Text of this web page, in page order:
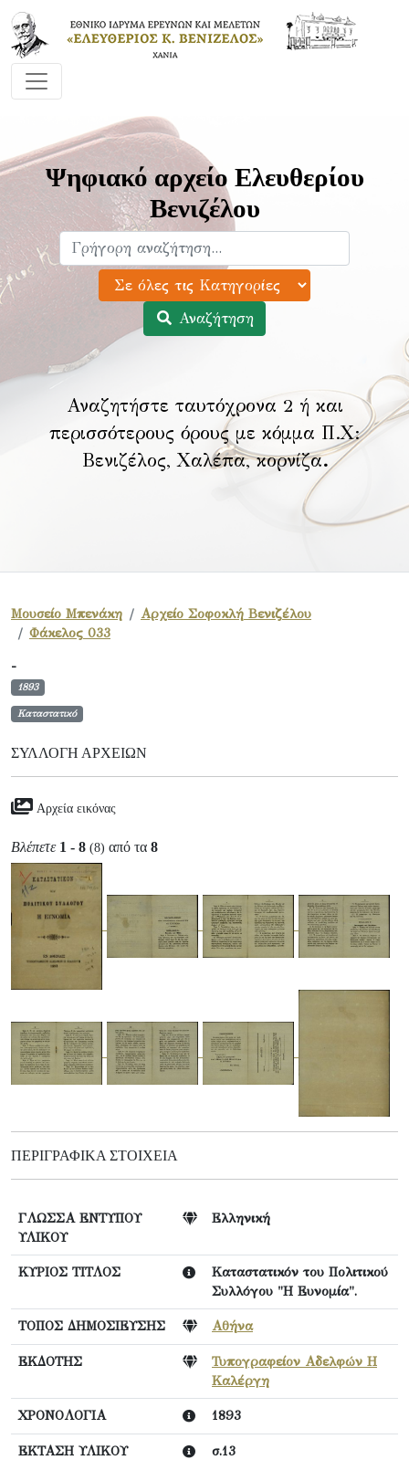
Ψηφιακό αρχείο Ελευθερίου
Βενιζέλου
Αναζήτηση
Αναζητήστε ταυτόχρονα 2 ή και
περισσότερους όρους με κόμμα Π.Χ:
Βενιζέλος, Χαλέπα, κορνίζα.
Μουσείο Μπενάκη
Αρχείο Σοφοκλή Βενιζέλου
Φάκελος 033
-
1893
Καταστατικό
ΣΥΛΛΟΓΉ ΑΡΧΕΊΩΝ
Αρχεία εικόνας
Βλέπετε 1 - 8 (8) από τα 8
ΠΕΡΙΓΡΑΦΙΚΆ ΣΤΟΙΧΕΊΑ
ΓΛΩΣΣΑ ΕΝΤΥΠΟΥ
ΥΛΙΚΟΥ
Ελληνική
ΚΥΡΙΟΣ ΤΙΤΛΟΣ
Καταστατικόν του Πολιτικού
Συλλόγου "Η Ευνομία".
ΤΟΠΟΣ ΔΗΜΟΣΙΕΥΣΗΣ Αθήνα
ΕΚΔΟΤΗΣ
Τυπογραφείον Αδελφών Η
Καλέργη
ΧΡΟΝΟΛΟΓΙΑ 1893
ΕΚΤΑΣΗ ΥΛΙΚΟΥ
σ.13